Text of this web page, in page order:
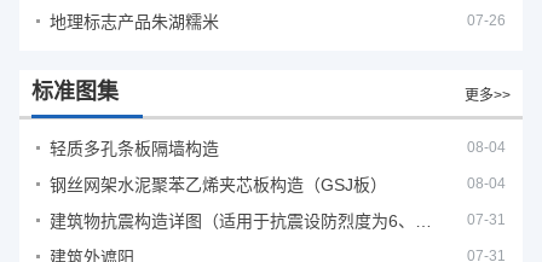
地理标志产品朱湖糯米 07-26
标准图集 更多>>
轻质多孔条板隔墙构造 08-04
钢丝网架水泥聚苯乙烯夹芯板构造（GSJ板） 08-04
07-31
建筑外遮阳 07-31